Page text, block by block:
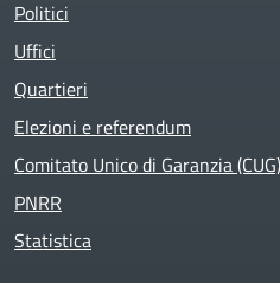
Politici
Uffici
Quartieri
Elezioni e referendum
Comitato Unico di Garanzia (CUG)
PNRR
Statistica